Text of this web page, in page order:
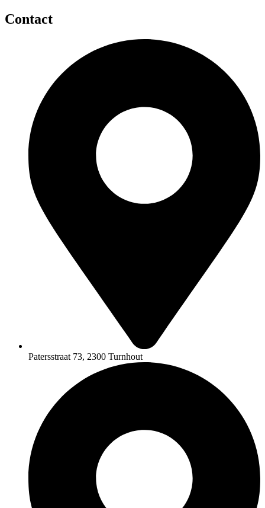
Contact
Patersstraat 73, 2300 Turnhout